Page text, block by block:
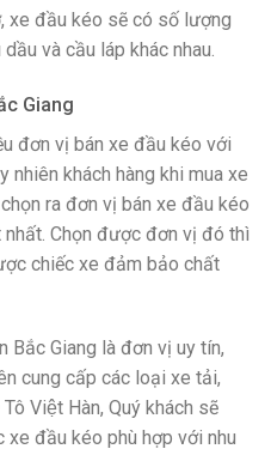
xe đầu kéo sẽ có số lượng
và cầu láp khác nhau.
Giang
đơn vị bán xe đầu kéo với
nhiên khách hàng khi mua xe
ra đơn vị bán xe đầu kéo
Chọn được đơn vị đó thì
chiếc xe đảm bảo chất
Bắc Giang là đơn vị uy tín,
cung cấp các loại xe tải,
Việt Hàn, Quý khách sẽ
đầu kéo phù hợp với nhu